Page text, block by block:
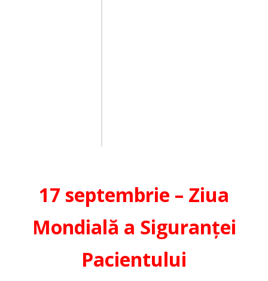
17 septembrie – Ziua
Mondială a Siguranței
Pacientului